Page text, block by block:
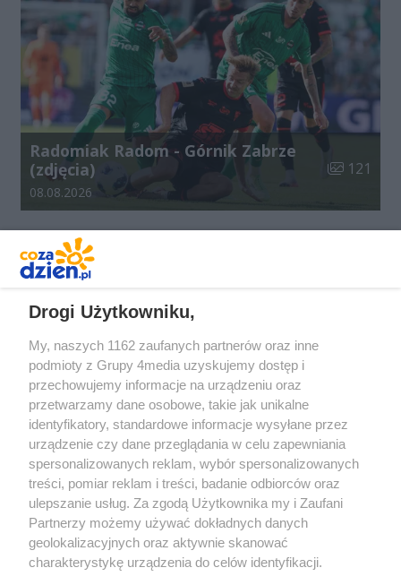
Radomiak Radom - Górnik Zabrze
(zdjęcia)
Liczba
121
Data dodania galerii:
08.08.2026
Redakcja Reklama Prywatność
Praca Łódź
the:protocol
Drogi Użytkowniku,
My, naszych 1162 zaufanych partnerów oraz inne
podmioty z Grupy 4media uzyskujemy dostęp i
przechowujemy informacje na urządzeniu oraz
przetwarzamy dane osobowe, takie jak unikalne
identyfikatory, standardowe informacje wysyłane przez
urządzenie czy dane przeglądania w celu zapewniania
spersonalizowanych reklam, wybór spersonalizowanych
treści, pomiar reklam i treści, badanie odbiorców oraz
ulepszanie usług. Za zgodą Użytkownika my i Zaufani
Partnerzy możemy używać dokładnych danych
geolokalizacyjnych oraz aktywnie skanować
charakterystykę urządzenia do celów identyfikacji.